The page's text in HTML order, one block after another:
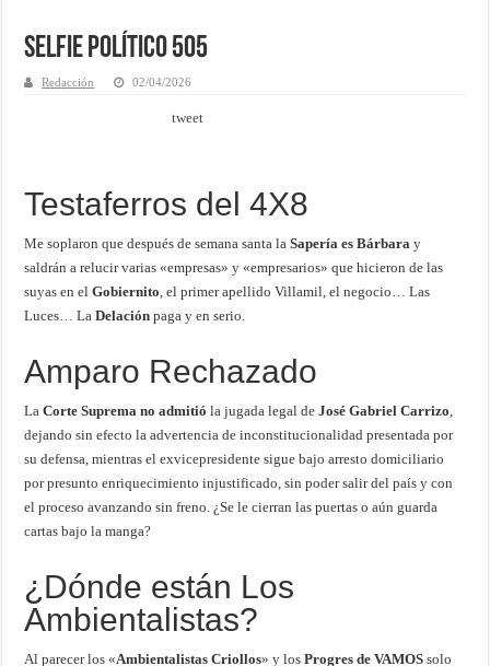
Selfie Político 505
Redacción 02/04/2026
tweet
Testaferros del 4X8
Me soplaron que después de semana santa laSapería es Bárbara y
saldrán a relucir varias «empresas» y «empresarios» que hicieron de las
suyas en elGobiernito el primer apellido Villamil, el negocio… Las
Luces… LaDelaciónpaga y en serio.
Amparo Rechazado
LaCorte Suprema no admitió la jugada legal deJosé Gabriel Carrizo
dejando sin efecto la advertencia de inconstitucionalidad presentada por
su defensa, mientras el exvicepresidente sigue bajo arresto domiciliario
por presunto enriquecimiento injustificado, sin poder salir del país y con
el proceso avanzando sin freno. ¿Se le cierran las puertas o aún guarda
cartas bajo la manga?
¿Dónde están Los
Ambientalistas?
Al parecer los «Ambientalistas Criollos» y losProgres de VAMOS solo